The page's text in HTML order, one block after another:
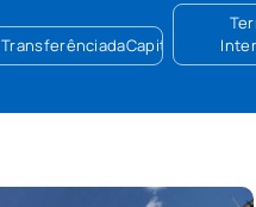
TransferênciadaCapital